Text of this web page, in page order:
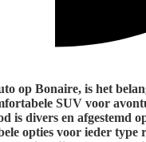
op Bonaire, is het
SUV voor
is divers en afgestemd
opties voor ieder type